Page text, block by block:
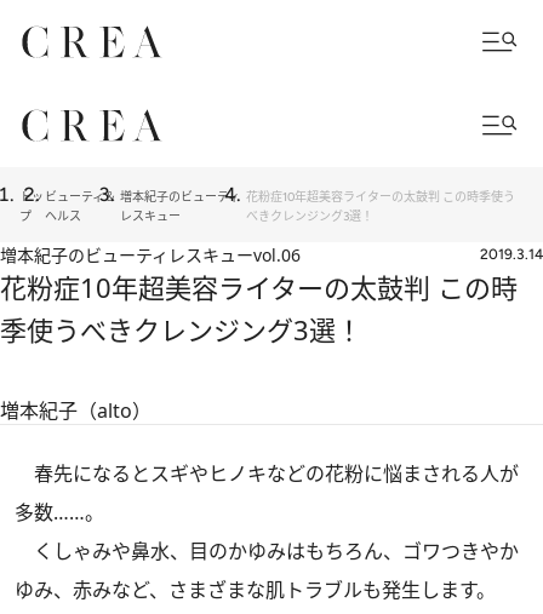
トッ
プ
ビューティ＆
ヘルス
増本紀子のビューティ
レスキュー
花粉症10年超美容ライターの太鼓判 この時季使う
べきクレンジング3選！
増本紀子のビューティレスキューvol.06 2019.3.14
花粉症10年超美容ライターの太鼓判 この時
季使うべきクレンジング3選！
増本紀子（alto）
春先になるとスギやヒノキなどの花粉に悩まされる人が
多数……。
くしゃみや鼻水、目のかゆみはもちろん、ゴワつきやか
ゆみ、赤みなど、さまざまな肌トラブルも発生します。